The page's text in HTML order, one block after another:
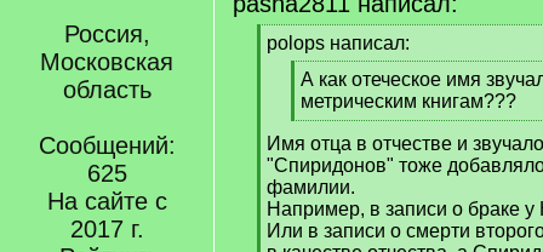
Vladimir Ka 25 мар. 2025 15:30
pasha2811 написал: